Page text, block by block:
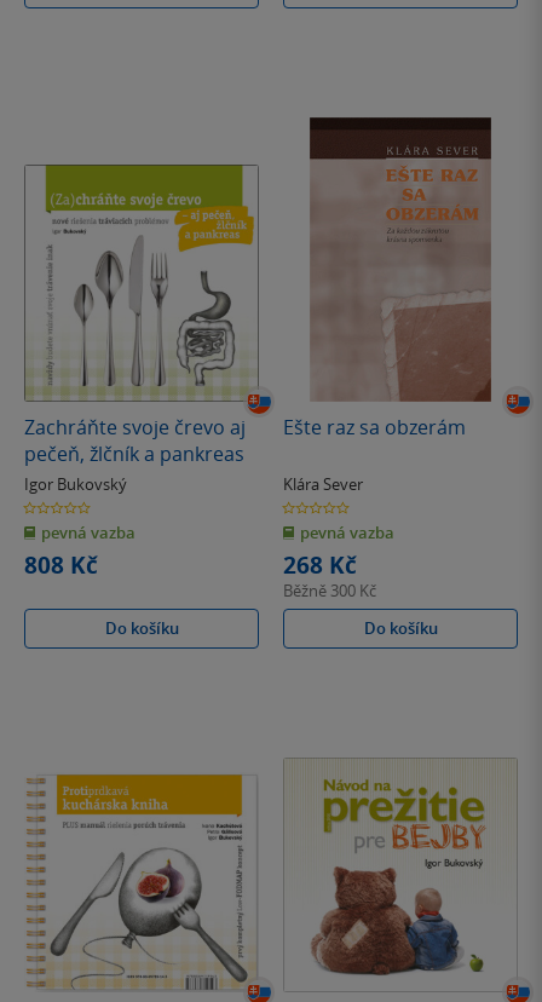
Zachráňte svoje črevo aj
pečeň, žlčník a pankreas
Igor Bukovský
0.0
z
5
hvězdiček
pevná vazba
808 Kč
Do košíku
Ešte raz sa obzerám
Klára Sever
0.0
z
5
hvězdiček
pevná vazba
268 Kč
Běžně 300 Kč
Do košíku